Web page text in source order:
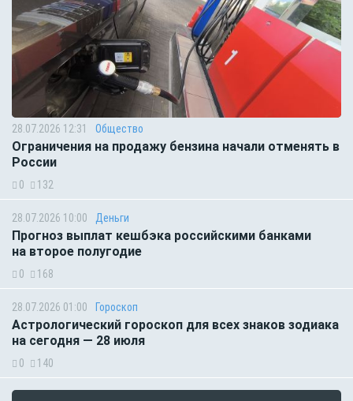
28.07.2026 12:31 Общество
Ограничения на продажу бензина начали отменять в
России
0 132
28.07.2026 10:00 Деньги
Прогноз выплат кешбэка российскими банками
на второе полугодие
0 168
28.07.2026 01:00 Гороскоп
Астрологический гороскоп для всех знаков зодиака
на сегодня — 28 июля
0 140